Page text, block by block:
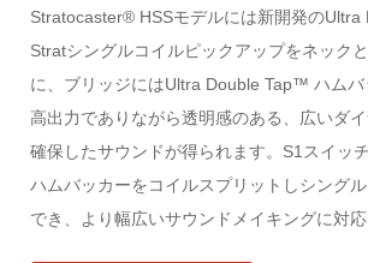
Stratocaster® HSSモデルには新開発の
Stratシングルコイルピックアップをネック
に、ブリッジにはUltra Double Tap™ ハムバ
高出力でありながら透明感のある、広いダ
確保したサウンドが得られます。S1スイッ
ハムバッカーをコイルスプリットしシング
でき、より幅広いサウンドメイキングに対応